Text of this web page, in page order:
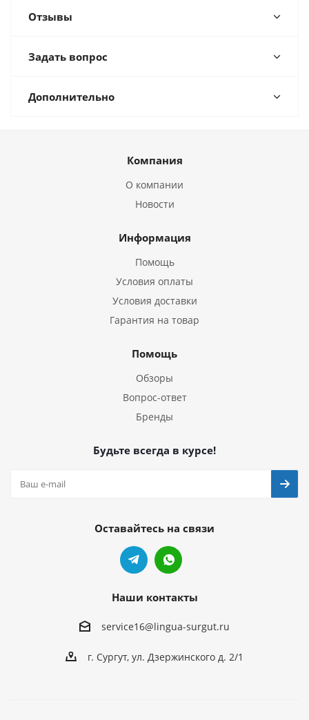
Отзывы
Задать вопрос
Дополнительно
Компания
О компании
Новости
Информация
Помощь
Условия оплаты
Условия доставки
Гарантия на товар
Помощь
Обзоры
Вопрос-ответ
Бренды
Будьте всегда в курсе!
Оставайтесь на связи
Наши контакты
service16@lingua-surgut.ru
г. Сургут, ул. Дзержинского д. 2/1